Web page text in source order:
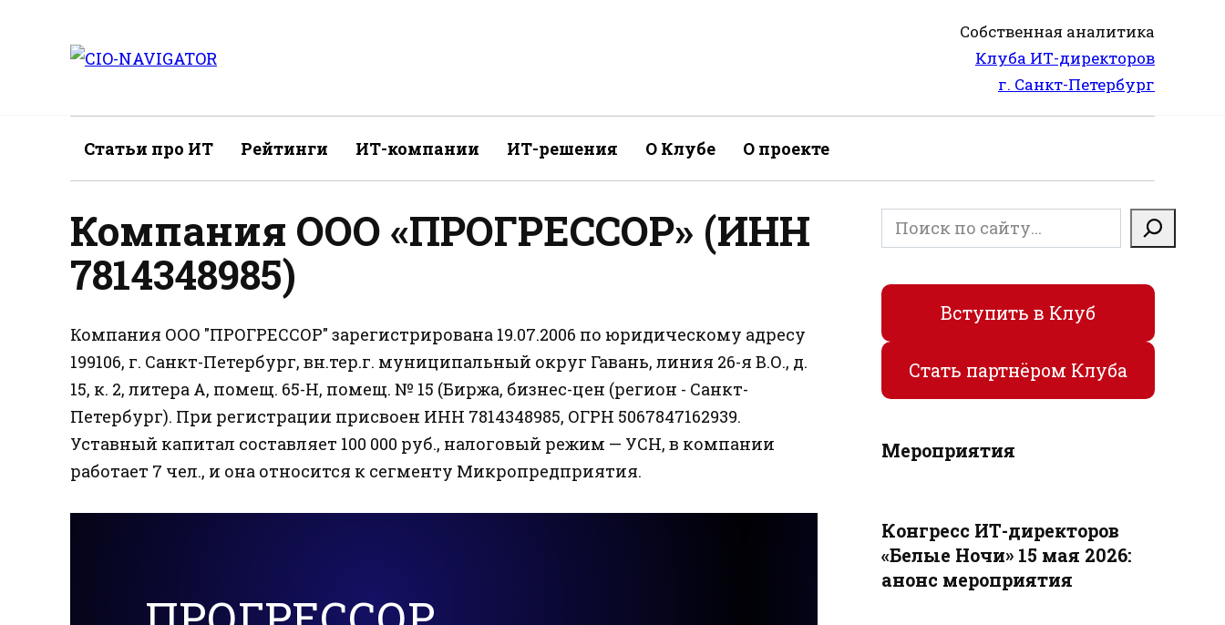
содержанию
Собственная аналитика
Клуба ИТ-директоров
г. Санкт-Петербург
Статьи про ИТ Рейтинги ИТ-компании ИТ-решения О Клубе О проекте
Компания ООО «ПРОГРЕССОР» (ИНН
7814348985)
Компания ООО "ПРОГРЕССОР" зарегистрирована 19.07.2006 по юридическому адресу
199106, г. Санкт-Петербург, вн.тер.г. муниципальный округ Гавань, линия 26-я В.О., д.
15, к. 2, литера А, помещ. 65-Н, помещ. № 15 (Биржа, бизнес-цен (регион - Санкт-
Петербург). При регистрации присвоен ИНН 7814348985, ОГРН 5067847162939.
Уставный капитал составляет 100 000 руб., налоговый режим — УСН, в компании
работает 7 чел., и она относится к сегменту Микропредприятия.
Поиск
Вступить в Клуб
Стать партнёром Клуба
Мероприятия
Конгресс ИТ-директоров
«Белые Ночи» 15 мая 2026:
анонс мероприятия